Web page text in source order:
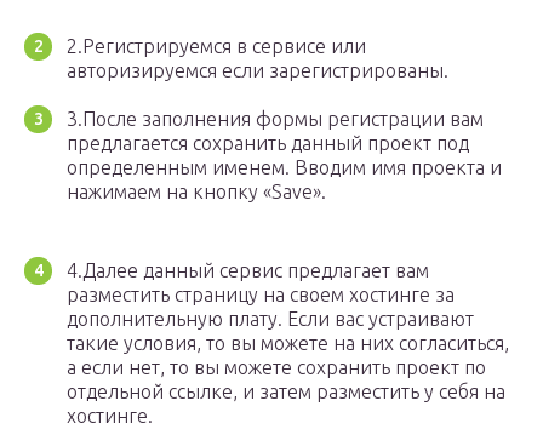
2.Регистрируемся в сервисе или
авторизируемся если зарегистрированы.
3.После заполнения формы регистрации вам
предлагается сохранить данный проект под
определенным именем. Вводим имя проекта и
нажимаем на кнопку «Save».
4.Далее данный сервис предлагает вам
разместить страницу на своем хостинге за
дополнительную плату. Если вас устраивают
такие условия, то вы можете на них согласиться,
а если нет, то вы можете сохранить проект по
отдельной ссылке, и затем разместить у себя на
хостинге.